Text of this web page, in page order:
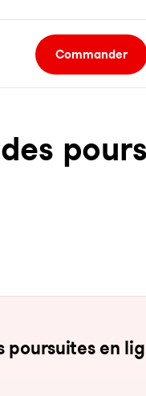
Commander
en